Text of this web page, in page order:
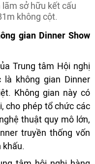
sở hữu kết cấu
không cột.
gian Dinner Show
Trung tâm Hội nghị
là không gian Dinner
Không gian này có
cho phép tổ chức các
thuật quy mô lớn,
truyền thống vốn
khấu.